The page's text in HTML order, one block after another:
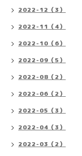
2022-12（3）
2022-11（4）
2022-10（6）
2022-09（5）
2022-08（2）
2022-06（2）
2022-05（3）
2022-04（3）
2022-03（2）